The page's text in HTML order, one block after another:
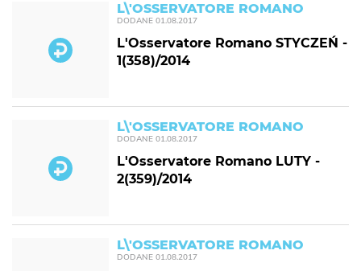
L\'OSSERVATORE ROMANO
DODANE 01.08.2017
L'Osservatore Romano STYCZEŃ -
1(358)/2014
L\'OSSERVATORE ROMANO
DODANE 01.08.2017
L'Osservatore Romano LUTY -
2(359)/2014
L\'OSSERVATORE ROMANO
DODANE 01.08.2017